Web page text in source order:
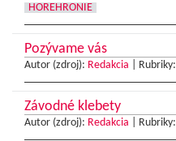
HOREHRONIE
Pozývame vás
Autor (zdroj): Redakcia Rubriky:
Závodné klebety
Autor (zdroj): Redakcia Rubriky: